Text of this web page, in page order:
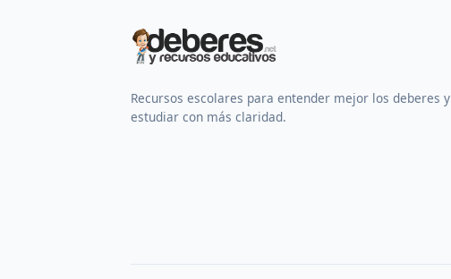
Recursos escolares para entender mejor los deberes y
estudiar con más claridad.